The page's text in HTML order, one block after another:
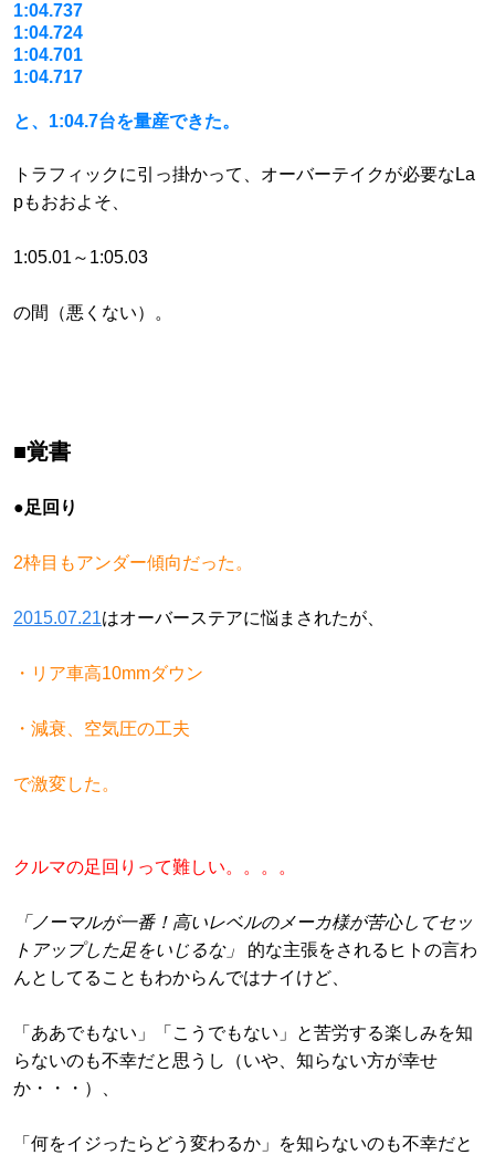
1:04.737
1:04.724
1:04.701
1:04.717
と、1:04.7台を量産できた。
トラフィックに引っ掛かって、オーバーテイクが必要なLa
pもおおよそ、
1:05.01～1:05.03
の間（悪くない）。
■覚書
●足回り
2枠目もアンダー傾向だった。
2015.07.21はオーバーステアに悩まされたが、
・リア車高10mmダウン
・減衰、空気圧の工夫
で激変した。
クルマの足回りって難しい。。。。
「ノーマルが一番！高いレベルのメーカ様が苦心してセッ
トアップした足をいじるな」 的な主張をされるヒトの言わ
んとしてることもわからんではナイけど、
「ああでもない」「こうでもない」と苦労する楽しみを知
らないのも不幸だと思うし（いや、知らない方が幸せ
か・・・）、
「何をイジったらどう変わるか」を知らないのも不幸だと